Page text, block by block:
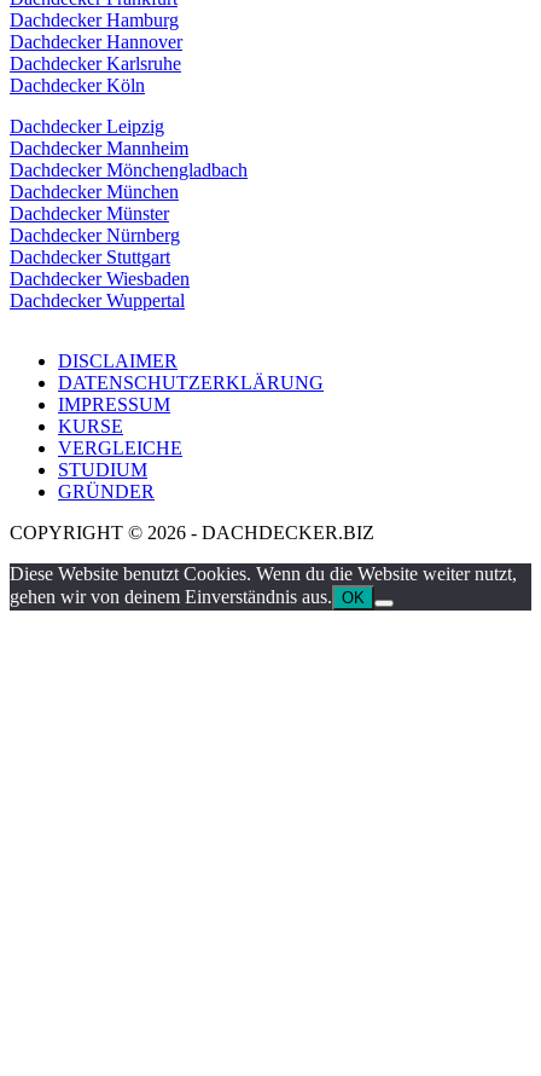
Dachdecker Hamburg
Dachdecker Hannover
Dachdecker Karlsruhe
Dachdecker Köln
Dachdecker Leipzig
Dachdecker Mannheim
Dachdecker Mönchengladbach
Dachdecker München
Dachdecker Münster
Dachdecker Nürnberg
Dachdecker Stuttgart
Dachdecker Wiesbaden
Dachdecker Wuppertal
DISCLAIMER
DATENSCHUTZERKLÄRUNG
IMPRESSUM
KURSE
VERGLEICHE
STUDIUM
GRÜNDER
COPYRIGHT © 2026 - DACHDECKER.BIZ
Diese Website benutzt Cookies. Wenn du die Website weiter nutzt,
gehen wir von deinem Einverständnis aus. OK